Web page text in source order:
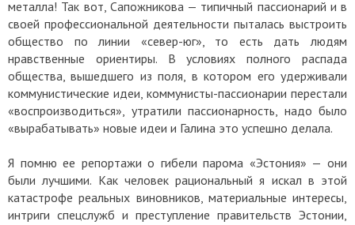
металла! Так вот, Сапожникова — типичный пассионарий и в
своей профессиональной деятельности пыталась выстроить
общество по линии «север-юг», то есть дать людям
нравственные ориентиры. В условиях полного распада
общества, вышедшего из поля, в котором его удерживали
коммунистические идеи, коммунисты-пассионарии перестали
«воспроизводиться», утратили пассионарность, надо было
«вырабатывать» новые идеи и Галина это успешно делала.
Я помню ее репортажи о гибели парома «Эстония» —они
были лучшими. Как человек рациональный я искал в этой
катастрофе реальных виновников, материальные интересы,
интриги спецслужб и преступление правительств Эстонии,